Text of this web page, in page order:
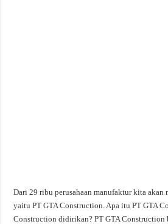
Dari 29 ribu perusahaan manufaktur kita akan
yaitu PT GTA Construction. Apa itu PT GTA
Construction didirikan? PT GTA Construction